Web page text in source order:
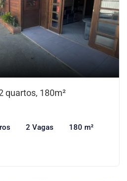
quartos, 180m²
2 Vagas 180 m²